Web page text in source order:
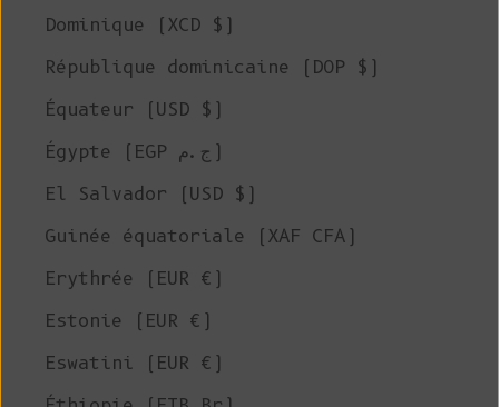
Dominique (XCD $)
République dominicaine (DOP $)
Équateur (USD $)
Égypte (EGP ج.م)
El Salvador (USD $)
Guinée équatoriale (XAF CFA)
Erythrée (EUR €)
Estonie (EUR €)
Eswatini (EUR €)